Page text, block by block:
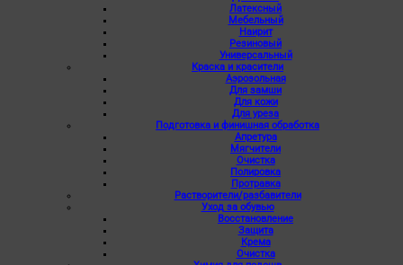
Латексный
Мебельный
Наирит
Резиновый
Универсальный
Краска и красители
Аэрозольная
Для замши
Для кожи
Для уреза
Подготовка и финишная обработка
Апретура
Мягчители
Очистка
Полировка
Протравка
Растворители/разбавители
Уход за обувью
Восстановление
Защита
Крема
Очистка